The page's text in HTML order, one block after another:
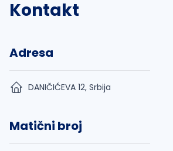
Kontakt
Adresa
DANIČIĆEVA 12, Srbija
Matični broj